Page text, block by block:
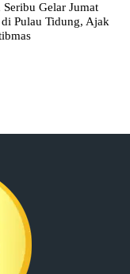
Gelar Jumat
Pulau Tidung, Ajak